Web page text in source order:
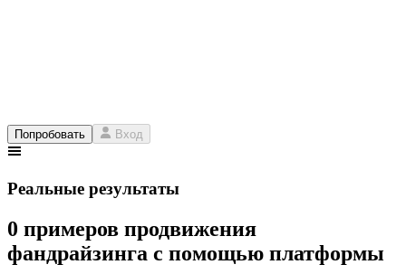
Попробовать Вход
Реальные результаты
0 примеров продвижения
фандрайзинга с помощью платформы